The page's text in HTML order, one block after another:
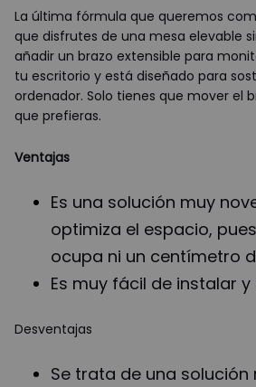
La última fórmula que queremos
que disfrutes de una mesa elevable
añadir un brazo extensible para
tu escritorio y está diseñado para
ordenador. Solo tienes que mover el
que prefieras.
Ventajas
Es una solución muy
optimiza el espacio,
ocupa ni un centímetro
Es muy fácil de instalar
Desventajas
Se trata de una